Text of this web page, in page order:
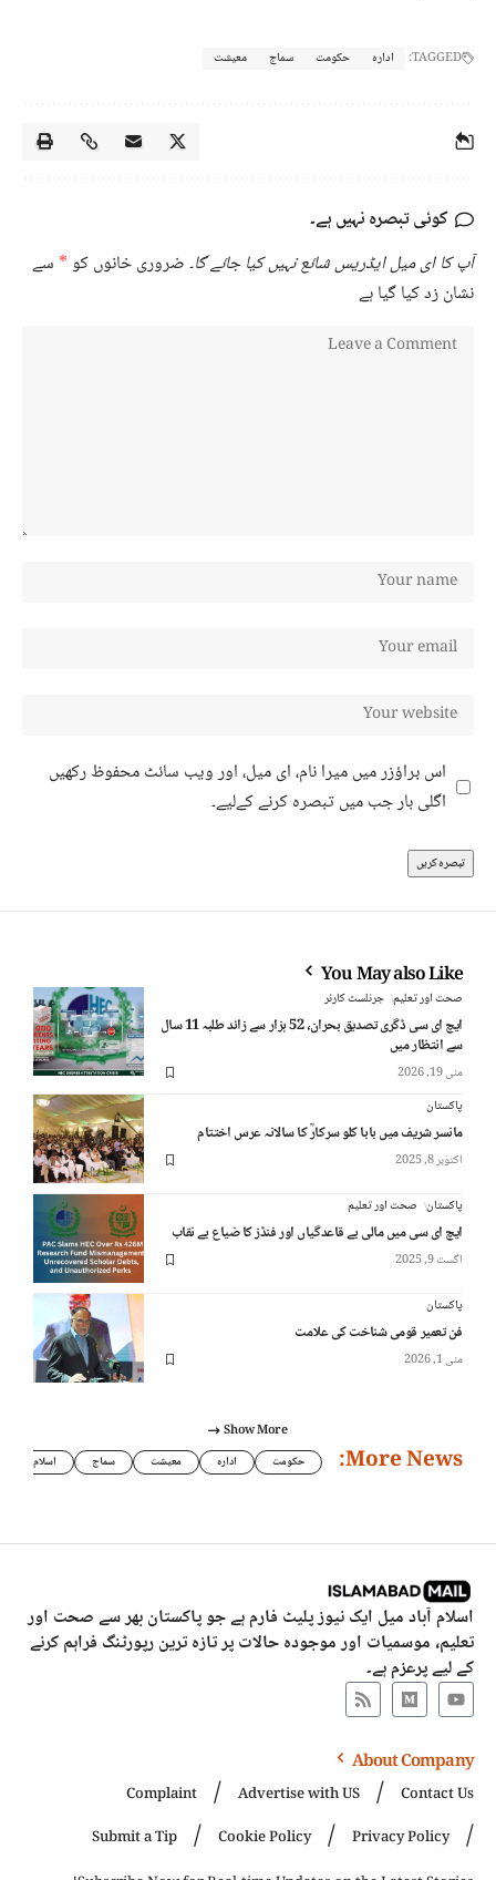
TAGGED: ادارہ حکومت سماج معیشت
کوئی تبصرہ نہیں ہے۔
آپ کا ای میل ایڈریس شائع نہیں کیا جائے گا۔ضروری خانوں کو* سے
نشان زد کیا گیا ہے
اس براؤزر میں میرا نام، ای میل، اور ویب سائٹ محفوظ رکھیں
اگلی بار جب میں تبصرہ کرنے کےلیے۔
You May also Like
صحت اور تعلیم جرنلسٹ کارنر
ایچ ای سی ڈگری تصدیق بحران، 52 ہزار سے زائد طلبہ 11 سال
سے انتظار میں
مئی 19, 2026
پاکستان
مانسر شریف میں بابا کلو سرکارؒ کا سالانہ عرس اختتام
اکتوبر 8, 2025
پاکستان صحت اور تعلیم
ایچ ای سی میں مالی بے قاعدگیاں اور فنڈز کا ضیاع بے نقاب
اگست 9, 2025
پاکستان
فن تعمیر قومی شناخت کی علامت
مئی 1, 2026
Show More
More News: حکومت ادارہ معیشت سماج اسلام
اسلام آباد میل ایک نیوز پلیٹ فارم ہے جو پاکستان بھر سے صحت اور
تعلیم، موسمیات اور موجودہ حالات پر تازہ ترین رپورٹنگ فراہم کرنے
کے لیے پرعزم ہے۔
About Company
Contact Us
Advertise with US
Complaint
Privacy Policy
Cookie Policy
Submit a Tip